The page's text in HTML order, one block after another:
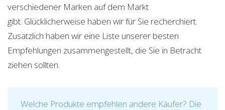
verschiedener Marken auf dem Markt
gibt. Glücklicherweise haben wir für Sie recherchiert.
Zusätzlich haben wir eine Liste unserer besten
Empfehlungen zusammengestellt, die Sie in Betracht
ziehen sollten.
Welche Produkte empfehlen andere Käufer? Die